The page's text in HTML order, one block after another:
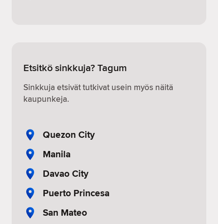
Etsitkö sinkkuja? Tagum
Sinkkuja etsivät tutkivat usein myös näitä
kaupunkeja.
Quezon City
Manila
Davao City
Puerto Princesa
San Mateo